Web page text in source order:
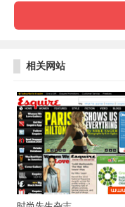
相关网站